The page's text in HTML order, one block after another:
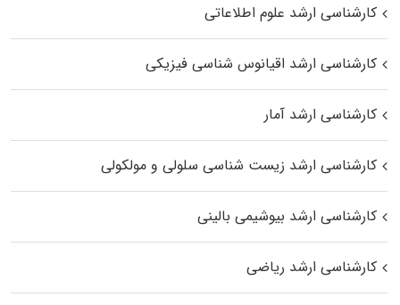
کارشناسی ارشد علوم اطلاعاتی
کارشناسی ارشد اقیانوس‌ شناسی فیزیکی
کارشناسی ارشد آمار
کارشناسی ارشد زیست شناسی سلولی و مولکولی
کارشناسی ارشد بیوشیمی بالینی
کارشناسی ارشد ریاضی